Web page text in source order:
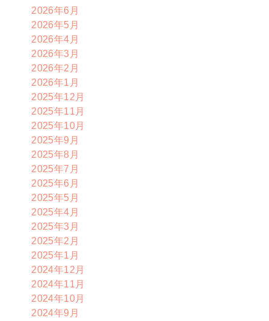
2026年6月
2026年5月
2026年4月
2026年3月
2026年2月
2026年1月
2025年12月
2025年11月
2025年10月
2025年9月
2025年8月
2025年7月
2025年6月
2025年5月
2025年4月
2025年3月
2025年2月
2025年1月
2024年12月
2024年11月
2024年10月
2024年9月